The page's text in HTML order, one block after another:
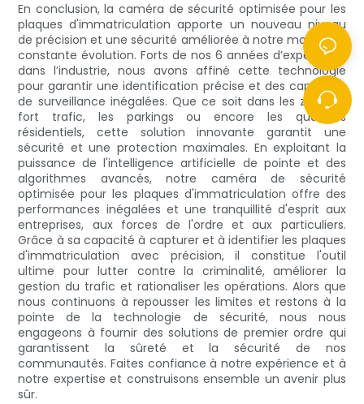
En conclusion, la caméra de sécurité optimisée pour les
plaques d'immatriculation apporte un nouveau niveau
de précision et une sécurité améliorée à notre monde en
constante évolution. Forts de nos 6 années d’expérience
dans l’industrie, nous avons affiné cette technologie
pour garantir une identification précise et des capacités
de surveillance inégalées. Que ce soit dans les zones à
fort trafic, les parkings ou encore les quartiers
résidentiels, cette solution innovante garantit une
sécurité et une protection maximales. En exploitant la
puissance de l'intelligence artificielle de pointe et des
algorithmes avancés, notre caméra de sécurité
optimisée pour les plaques d'immatriculation offre des
performances inégalées et une tranquillité d'esprit aux
entreprises, aux forces de l'ordre et aux particuliers.
Grâce à sa capacité à capturer et à identifier les plaques
d'immatriculation avec précision, il constitue l'outil
ultime pour lutter contre la criminalité, améliorer la
gestion du trafic et rationaliser les opérations. Alors que
nous continuons à repousser les limites et restons à la
pointe de la technologie de sécurité, nous nous
engageons à fournir des solutions de premier ordre qui
garantissent la sûreté et la sécurité de nos
communautés. Faites confiance à notre expérience et à
notre expertise et construisons ensemble un avenir plus
sûr.